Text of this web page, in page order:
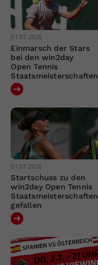
01.07.2026
Einmarsch der Stars
bei den win2day
Open Tennis
Staatsmeisterschaften
01.07.2026
Startschuss zu den
win2day Open Tennis
Staatsmeisterschaften
gefallen